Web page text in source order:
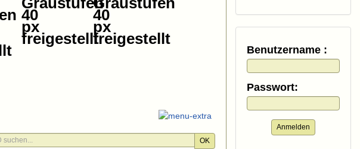
OK
Benutzername :
Passwort:
Anmelden